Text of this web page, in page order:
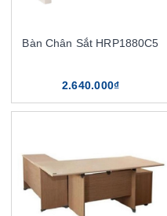
Bàn Chân Sắt HRP1880C5
2.640.000₫